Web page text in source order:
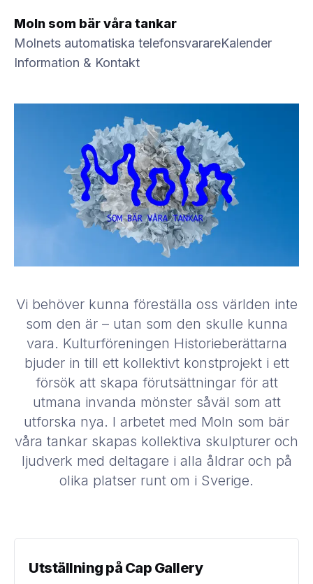
Moln som bär våra tankar
Molnets automatiska telefonsvarareKalender
Information & Kontakt
Vi behöver kunna föreställa oss världen inte
som den är – utan som den skulle kunna
vara. Kulturföreningen Historieberättarna
bjuder in till ett kollektivt konstprojekt i ett
försök att skapa förutsättningar för att
utmana invanda mönster såväl som att
utforska nya. I arbetet med Moln som bär
våra tankar skapas kollektiva skulpturer och
ljudverk med deltagare i alla åldrar och på
olika platser runt om i Sverige.
Utställning på Cap Gallery